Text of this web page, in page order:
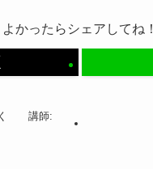
よかったらシェアしてね！
く 講師: